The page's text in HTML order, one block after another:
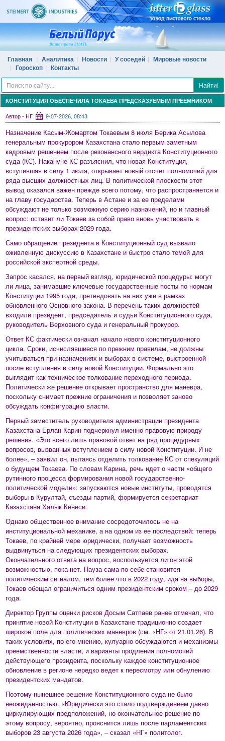
Главная Аналитика Новости У соседей
Мировые новости
Гороскоп
Контакты
Найти!
КОНСТИТУЦИЯ ОБЕСПЕЧИЛА ТОКАЕВА ПРЕДСКАЗУЕМЫМ ПРЕЕМНИКОМ
Автор - НГ 9-07-2026, 08:43
Назначение Касым-Жомартом Токаевым 8 июля Берика Асылова
генеральным прокурором Казахстана стало первым заметным
кадровым решением после резонансного вердикта Конституционного
суда (КС). Накануне КС разъяснил, что новая Конституция,
вступившая в силу 1 июля, открывает новый отсчет полномочий для
ряда высших должностных лиц. В политической плоскости этот
вывод оказался важен прежде всего потому, что распространяется и
на главу государства. Теперь в Астане и за ее пределами
обсуждают не только возможную серию назначений, но и главный
вопрос: оставит ли Токаев за собой право вновь участвовать в
президентских выборах 2029 года.
Само обращение президента в Конституционный суд вызвало
оживленную дискуссию в Казахстане и быстро стало темой для
российской экспертной среды.
Запрос касался, на первый взгляд, юридической процедуры: могут
ли лица, занимавшие ключевые государственные посты по нормам
Конституции 1995 года, претендовать на них уже в рамках
обновленного Основного закона. В перечень таких должностей
входили президент, председатель и судьи Конституционного суда,
руководитель Верховного суда и генеральный прокурор.
Ответ КС фактически означал начало нового конституционного
цикла. Сроки, исчислявшиеся по прежним правилам, не должны
учитываться при назначениях и выборах в системе, выстроенной
после вступления в силу новой Конституции. Формально это
выглядит как техническое толкование переходного периода.
Политически же решение открывает пространство для маневра,
поскольку снимает прежние ограничения и позволяет заново
обсуждать конфигурацию власти.
Первый заместитель руководителя администрации президента
Казахстана Ерлан Карин подчеркнул именно правовую природу
решения. «Это всего лишь правовой ответ на ряд процедурных
вопросов, вызванных вступлением в силу новой Конституции. И не
более», – заявил он, пытаясь отделить толкование КС от спекуляций
о будущем Токаева. По словам Карина, речь идет о части «общего
рутинного процесса формирования новой государственно-
политической модели»: запускаются новые институты, проводятся
выборы в Курултай, съезды партий, формируется секретариат
Казахстана Халык Кенеси.
Однако общественное внимание сосредоточилось не на
институциональной механике, а на одном из ее последствий: теперь
Токаев, по крайней мере юридически, получает возможность
выдвинуться на следующих президентских выборах.
Окончательного ответа на вопрос, воспользуется ли он этой
возможностью, пока нет. Пауза сама по себе становится
политическим сигналом, тем более что в 2022 году, идя на выборы,
Токаев обещал ограничиться одним президентским сроком – до 2029
года.
Директор Группы оценки рисков Досым Сатпаев ранее отмечал, что
принятие новой Конституции в Казахстане традиционно создает
широкое поле для политических маневров (см. «НГ» от 21.01.26). В
таких условиях, по его мнению, кулуарно обсуждаются и механизмы
преемственности власти, и варианты продления полномочий
действующего президента, поскольку каждое конституционное
обновление в регионе нередко ведет к пересмотру или обнулению
президентских мандатов.
Поэтому нынешнее решение Конституционного суда не было
неожиданностью. «Юридически это стало подтверждением давно
циркулирующих предположений, но окончательное решение по
этому вопросу, вероятно, прояснится лишь после парламентских
выборов 23 августа 2026 года», – сказал «НГ» политолог.